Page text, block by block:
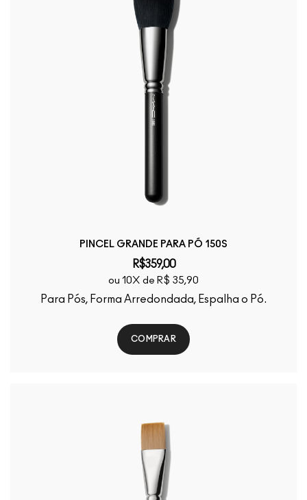
PINCEL GRANDE PARA PÓ 150S
R$359,00
ou 10X de R$ 35,90
Para Pós, Forma Arredondada, Espalha o Pó.
COMPRAR